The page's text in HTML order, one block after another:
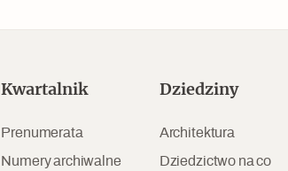
Kwartalnik
Prenumerata
Numery archiwalne
Dziedziny
Architektura
Dziedzictwo na co